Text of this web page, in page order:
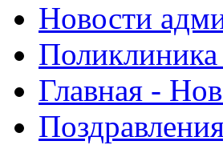
Новости
Главная -